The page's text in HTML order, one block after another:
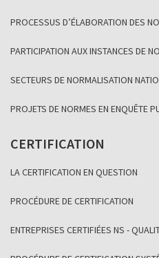
PROCESSUS D’ÉLABORATION DES
PARTICIPATION AUX INSTANCES DE
SECTEURS DE NORMALISATION
PROJETS DE NORMES EN ENQUÊTE
CERTIFICATION
LA CERTIFICATION EN QUESTION
PROCÉDURE DE CERTIFICATION
ENTREPRISES CERTIFIÉES NS -